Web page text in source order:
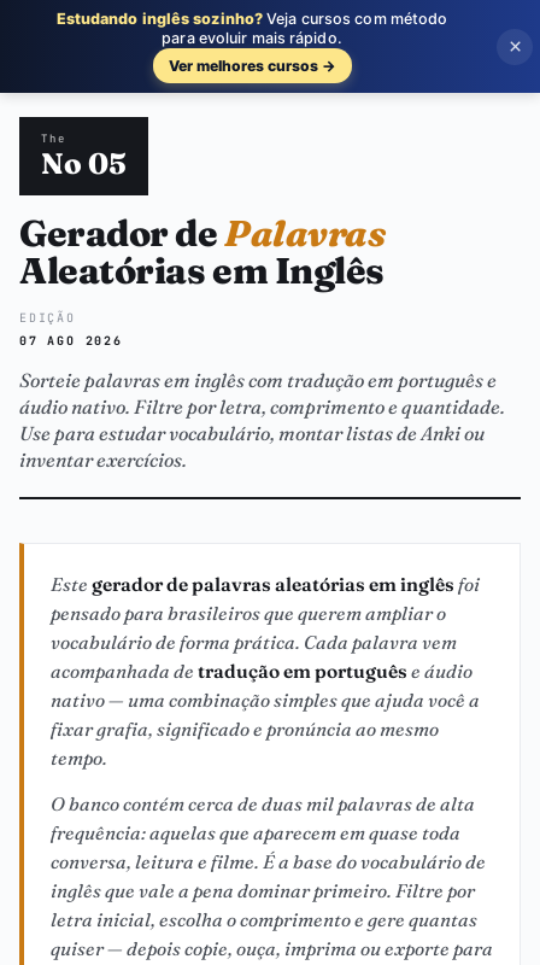
The
No 05
Gerador dePalavras
Aleatórias em Inglês
EDIÇÃO
07 AGO 2026
Sorteie palavras em inglês com tradução em português e
áudio nativo. Filtre por letra, comprimento e quantidade.
Use para estudar vocabulário, montar listas de Anki ou
inventar exercícios.
Este gerador de palavras aleatórias em inglês foi
pensado para brasileiros que querem ampliar o
vocabulário de forma prática. Cada palavra vem
acompanhada de tradução em português e áudio
nativo — uma combinação simples que ajuda você a
fixar grafia, significado e pronúncia ao mesmo
tempo.
O banco contém cerca de duas mil palavras de alta
frequência: aquelas que aparecem em quase toda
conversa, leitura e filme. É a base do vocabulário de
inglês que vale a pena dominar primeiro. Filtre por
letra inicial, escolha o comprimento e gere quantas
quiser — depois copie, ouça, imprima ou exporte para
Estudando inglês sozinho? Veja cursos com método
para evoluir mais rápido.
Ver melhores cursos →
×